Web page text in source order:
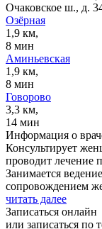
Очаковское ш., д.
Озёрная
1,9 км,
8 мин
Аминьевская
1,9 км,
8 мин
Говорово
3,3 км,
14 мин
Информация о
Консультирует
проводит лечение
Занимается
сопровождением
читать далее
Записаться онлайн
или записаться по